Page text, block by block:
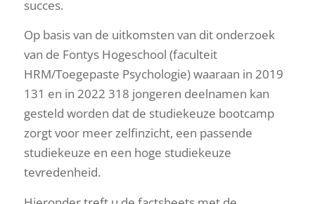
succes.
Op basis van de uitkomsten van dit onderzoek
van de Fontys Hogeschool (faculteit
HRM/Toegepaste Psychologie) waaraan in 2019
131 en in 2022 318 jongeren deelnamen kan
gesteld worden dat de studiekeuze bootcamp
zorgt voor meer zelfinzicht, een passende
studiekeuze en een hoge studiekeuze
tevredenheid.